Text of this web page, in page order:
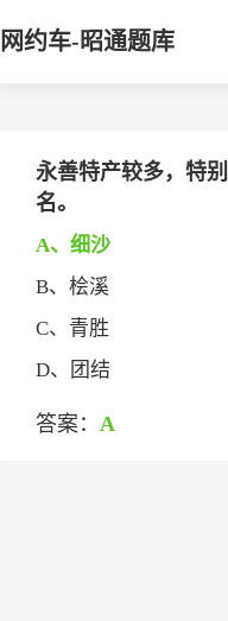
网约车-昭通题库
永善特产较多，特
名。
A、细沙
B、桧溪
C、青胜
D、团结
答案： A